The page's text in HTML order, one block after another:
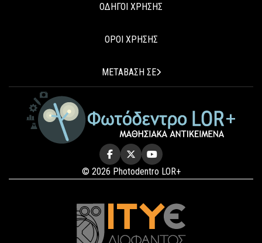
ΟΔΗΓΟΙ ΧΡΗΣΗΣ
ΟΡΟΙ ΧΡΗΣΗΣ
ΜΕΤΑΒΑΣΗ ΣΕ
© 2026 Photodentro LOR+